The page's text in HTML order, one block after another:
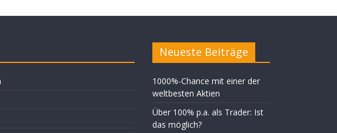
Neueste Beiträge
1000%-Chance mit einer der
weltbesten Aktien
Über 100% p.a. als Trader: Ist
das möglich?